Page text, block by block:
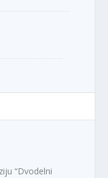
“Dvodelni